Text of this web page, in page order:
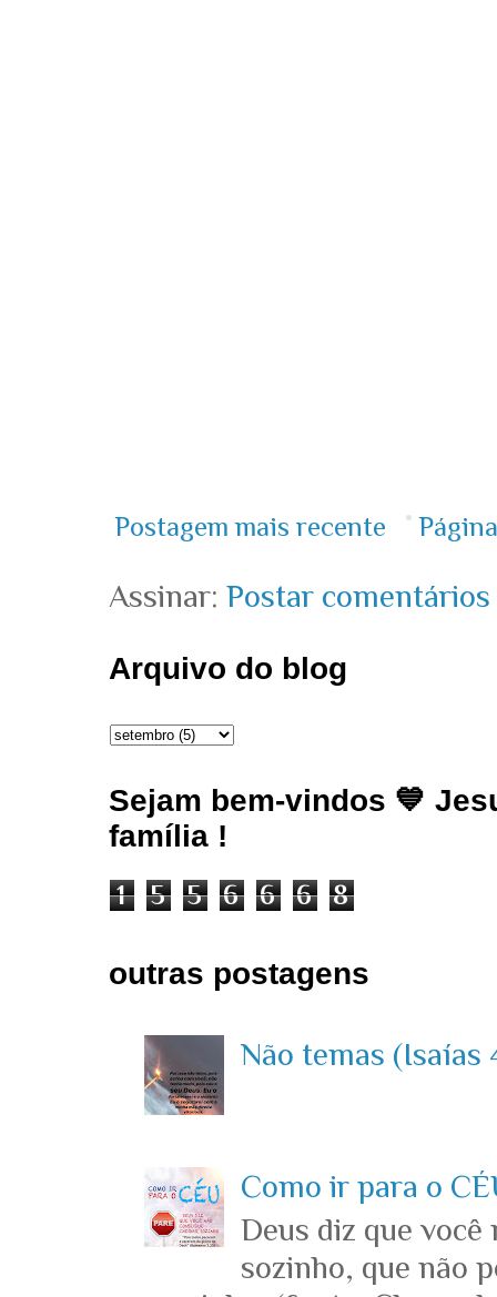
Postagem mais recente
Assinar:Postar
Arquivo do blog
Sejam bem-vindos 💙
família !
1 5 5 6 6 6 8
outras postagens
Não temas (Isaías
Como ir para o
Deus diz que você
sozinho, que não